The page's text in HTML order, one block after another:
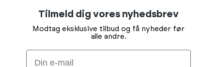
Tilmeld dig vores nyhedsbrev
Modtag eksklusive tilbud og få nyheder før
alle andre.
Email